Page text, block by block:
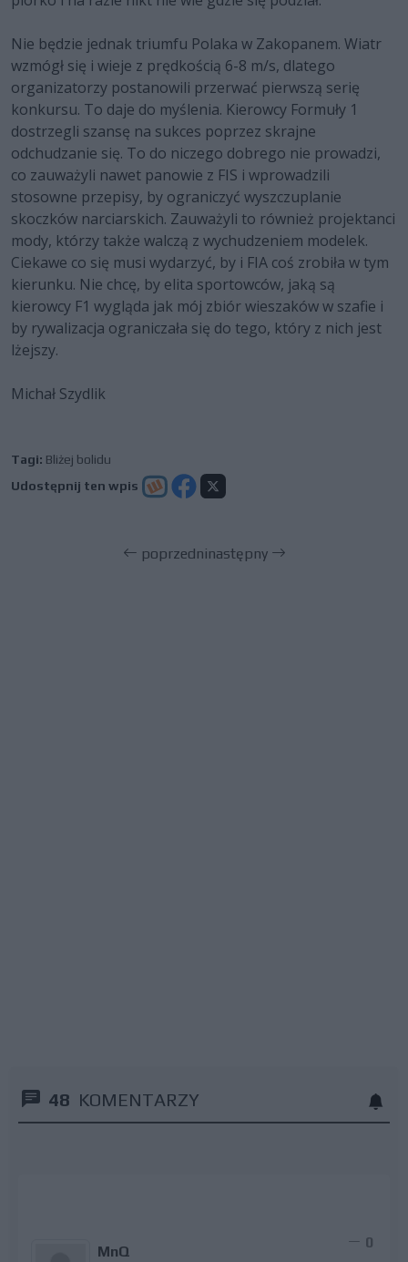
Nie będzie jednak triumfu Polaka w Zakopanem. Wiatr
wzmógł się i wieje z prędkością 6-8 m/s, dlatego
organizatorzy postanowili przerwać pierwszą serię
konkursu. To daje do myślenia. Kierowcy Formuły 1
dostrzegli szansę na sukces poprzez skrajne
odchudzanie się. To do niczego dobrego nie prowadzi,
co zauważyli nawet panowie z FIS i wprowadzili
stosowne przepisy, by ograniczyć wyszczuplanie
skoczków narciarskich. Zauważyli to również projektanci
mody, którzy także walczą z wychudzeniem modelek.
Ciekawe co się musi wydarzyć, by i FIA coś zrobiła w tym
kierunku. Nie chcę, by elita sportowców, jaką są
kierowcy F1 wygląda jak mój zbiór wieszaków w szafie i
by rywalizacja ograniczała się do tego, który z nich jest
lżejszy.
Michał Szydlik
Tagi: Bliżej bolidu
Udostępnij ten wpis
poprzedninastępny
48 KOMENTARZY
MnQ
0